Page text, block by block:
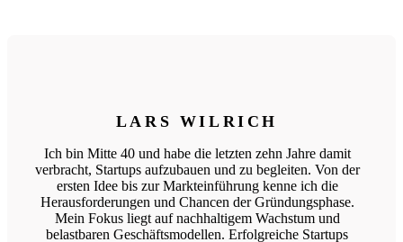
LARS WILRICH
Ich bin Mitte 40 und habe die letzten zehn Jahre damit
verbracht, Startups aufzubauen und zu begleiten. Von der
ersten Idee bis zur Markteinführung kenne ich die
Herausforderungen und Chancen der Gründungsphase.
Mein Fokus liegt auf nachhaltigem Wachstum und
belastbaren Geschäftsmodellen. Erfolgreiche Startups